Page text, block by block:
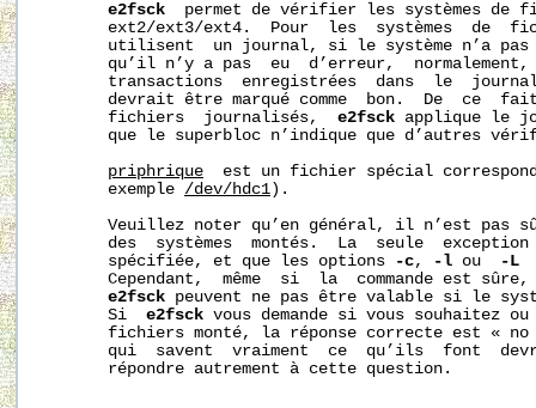
e2fsck
permet de vérifier les systèmes de
ext2/ext3/ext4.  Pour  les  systèmes  de
utilisent  un journal, si le système n’a
qu’il n’y a pas  eu  d’erreur,
transactions  enregistrées  dans  le
devrait être marqué comme  bon.  De  ce
       fichiers  journalisés,
e2fsck applique le
que le superbloc n’indique que d’autres
priphrique
est un fichier spécial
       exemple
/dev/hdc1 ).
Veuillez noter qu’en général, il n’est pas
des  systèmes  montés.  La  seule
       spécifiée, et que les options
-c, -l ou -L
Cependant,  même  si  la  commande est
e2fsck peuvent ne pas être valable si le
       Si
e2fsck vous demande si vous souhaitez
fichiers monté, la réponse correcte est «
qui  savent  vraiment  ce  qu’ils  font
       répondre autrement à cette question.